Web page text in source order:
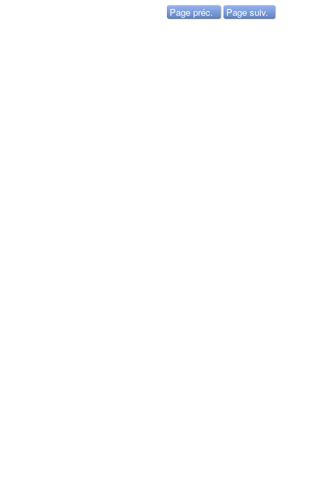
Page préc. Page suiv.